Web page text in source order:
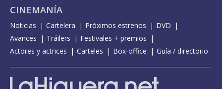
CINEMANÍA
Noticias Cartelera Próximos estrenos
DVD
Avances
Tráilers
Festivales + premios
Actores y actrices
Carteles Box-office Guía / directorio